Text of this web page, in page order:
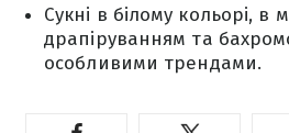
Сукні в білому кольорі, в
драпіруванням та
особливими трендами.